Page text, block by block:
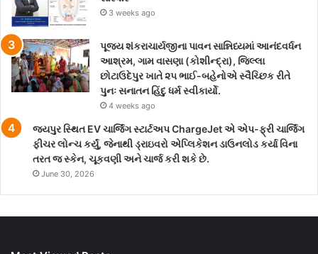
3 weeks ago
પૂજ્ય શંકરાચાર્યજીના પાવન સાન્નિધ્યમાં આનંદવર્ધન
આશ્રમ, ગામ વાસણા (કોશીન્દ્રા), જિલ્લા
છોટાઉદેપુર ખાતે ૨૫ ભાઈ-બહેનોએ સ્વૈચ્છિક રીતે
પુનઃ સનાતન હિંદુ ધર્મ સ્વીકાર્યો.
4 weeks ago
જયપુર સ્થિત EV ચાર્જિંગ સ્ટાર્ટઅપ ChargeJet એ એપ-ફ્રી ચાર્જિંગ
ફીચર લોન્ચ કર્યું, જેનાથી ડ્રાઇવરો એપ્લિકેશન ડાઉનલોડ કર્યા વિના
તરત જ સ્કેન, ચૂકવણી અને ચાર્જ કરી શકે છે.
June 30, 2026